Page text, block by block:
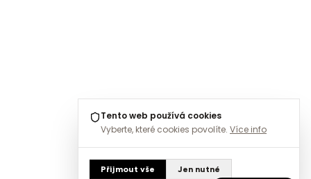
Tento web používá cookies
Vyberte, které cookies povolíte. Více info
Přijmout vše
Jen nutné